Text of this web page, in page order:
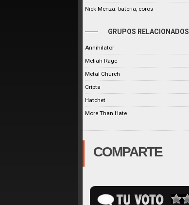
Nick Menza: batería, coros
GRUPOS RELACIONADOS
Annihilator
Meliah Rage
Metal Church
Cripta
Hatchet
More Than Hate
COMPARTE